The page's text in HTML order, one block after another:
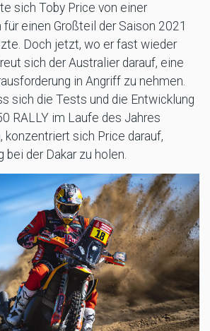
sich Toby Price von einer
einen Großteil der Saison 2021
Doch jetzt, wo er fast wieder
sich der Australier darauf, eine
in Angriff zu nehmen.
sich die Tests und die Entwicklung
RALLY im Laufe des Jahres
konzentriert sich Price darauf,
der Dakar zu holen.